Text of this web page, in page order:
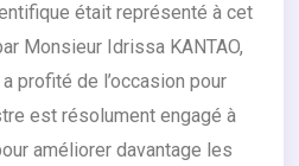
était représenté à cet
Monsieur Idrissa KANTAO,
profité de l’occasion pour
est résolument engagé à
améliorer davantage les